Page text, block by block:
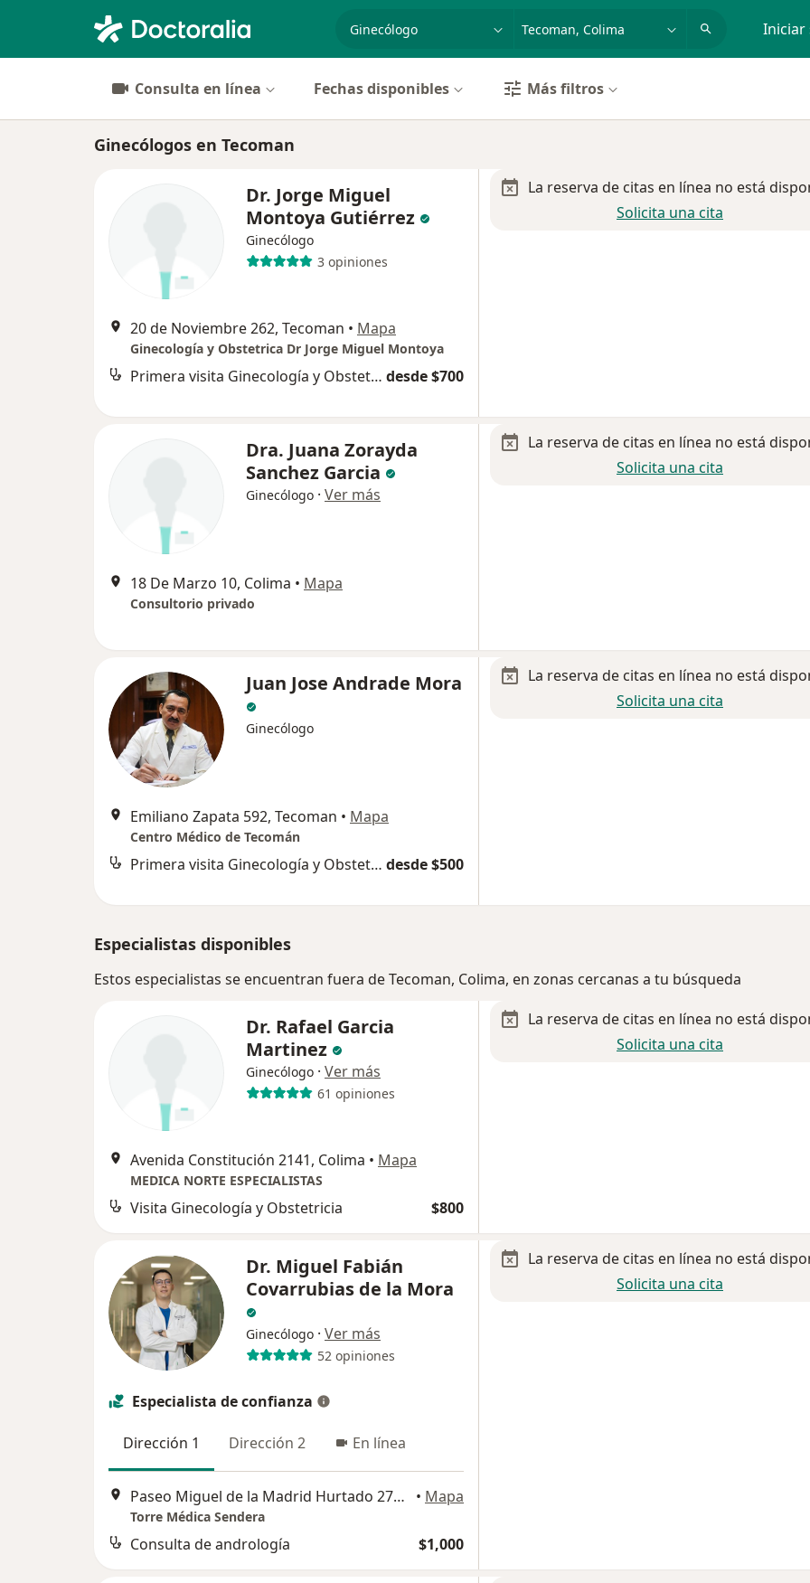
especialidad, enfermedad o nombre Iniciar
Consulta en línea Fechas disponibles Más filtros
Ginecólogos en Tecoman
Dr. Jorge Miguel
Montoya Gutiérrez
Ginecólogo
3 opiniones
20 de Noviembre 262, Tecoman • Mapa
Ginecología y Obstetrica Dr Jorge Miguel Montoya
Primera visita Ginecología y Obstetricia desde $700
La reserva de citas en línea no está
Solicita una cita
Dra. Juana Zorayda
Sanchez Garcia
Ginecólogo · Ver más
18 De Marzo 10, Colima • Mapa
Consultorio privado
La reserva de citas en línea no está
Solicita una cita
Juan Jose Andrade Mora
Ginecólogo
Emiliano Zapata 592, Tecoman • Mapa
Centro Médico de Tecomán
Primera visita Ginecología y Obstetricia desde $500
La reserva de citas en línea no está
Solicita una cita
Especialistas disponibles
Estos especialistas se encuentran fuera de Tecoman, Colima, en zonas cercanas a tu búsqueda
Dr. Rafael Garcia
Martinez
Ginecólogo · Ver más
61 opiniones
Avenida Constitución 2141, Colima • Mapa
MEDICA NORTE ESPECIALISTAS
Visita Ginecología y Obstetricia $800
La reserva de citas en línea no está
Solicita una cita
Dr. Miguel Fabián
Covarrubias de la Mora
Ginecólogo · Ver más
52 opiniones
Especialista de confianza
Dirección 1 Dirección 2 En línea
Paseo Miguel de la Madrid Hurtado 271, Colima • Mapa
Torre Médica Sendera
Consulta de andrología $1,000
La reserva de citas en línea no está
Solicita una cita